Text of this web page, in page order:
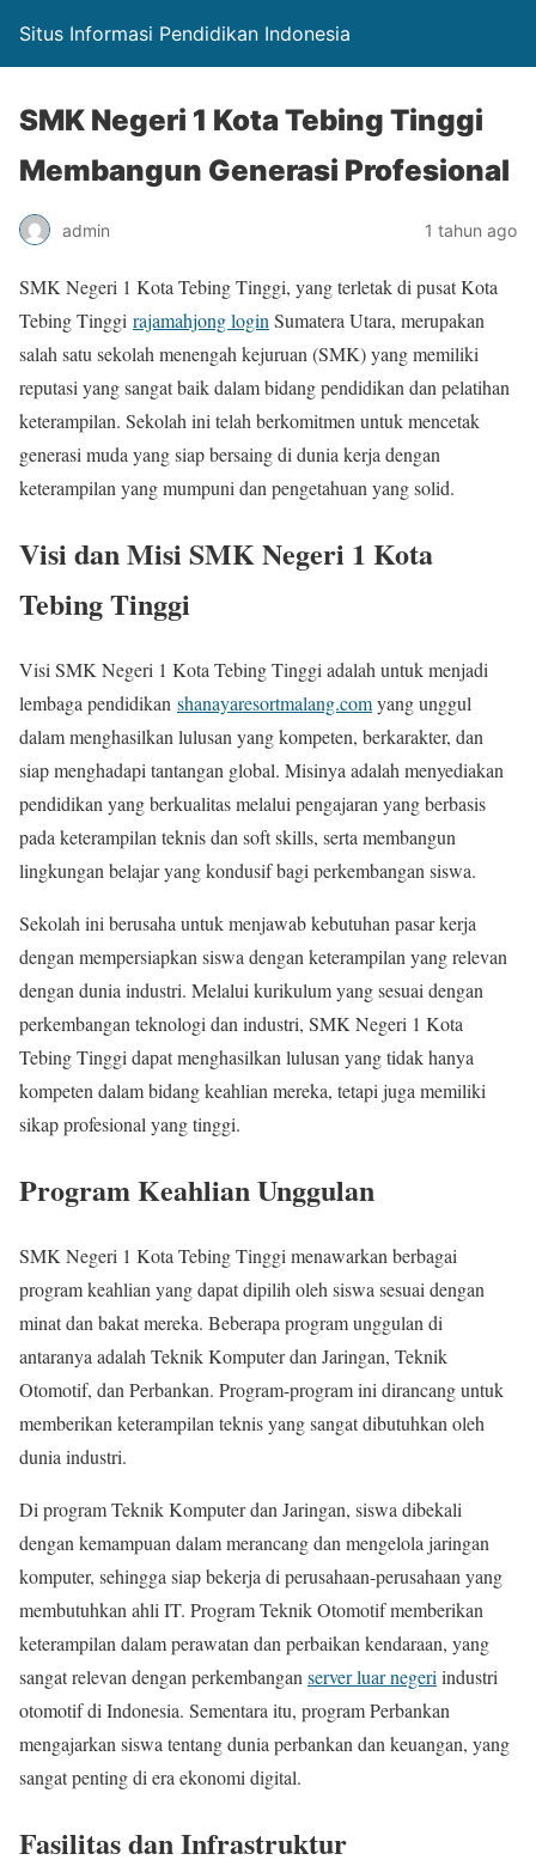
Situs Informasi Pendidikan Indonesia
SMK Negeri 1 Kota Tebing Tinggi
Membangun Generasi Profesional
admin 1 tahun ago
SMK Negeri 1 Kota Tebing Tinggi, yang terletak di pusat Kota
Tebing Tinggi rajamahjong login Sumatera Utara, merupakan
salah satu sekolah menengah kejuruan (SMK) yang memiliki
reputasi yang sangat baik dalam bidang pendidikan dan pelatihan
keterampilan. Sekolah ini telah berkomitmen untuk mencetak
generasi muda yang siap bersaing di dunia kerja dengan
keterampilan yang mumpuni dan pengetahuan yang solid.
Visi dan Misi SMK Negeri 1 Kota
Tebing Tinggi
Visi SMK Negeri 1 Kota Tebing Tinggi adalah untuk menjadi
lembaga pendidikan shanayaresortmalang.comyang unggul
dalam menghasilkan lulusan yang kompeten, berkarakter, dan
siap menghadapi tantangan global. Misinya adalah menyediakan
pendidikan yang berkualitas melalui pengajaran yang berbasis
pada keterampilan teknis dan soft skills, serta membangun
lingkungan belajar yang kondusif bagi perkembangan siswa.
Sekolah ini berusaha untuk menjawab kebutuhan pasar kerja
dengan mempersiapkan siswa dengan keterampilan yang relevan
dengan dunia industri. Melalui kurikulum yang sesuai dengan
perkembangan teknologi dan industri, SMK Negeri 1 Kota
Tebing Tinggi dapat menghasilkan lulusan yang tidak hanya
kompeten dalam bidang keahlian mereka, tetapi juga memiliki
sikap profesional yang tinggi.
Program Keahlian Unggulan
SMK Negeri 1 Kota Tebing Tinggi menawarkan berbagai
program keahlian yang dapat dipilih oleh siswa sesuai dengan
minat dan bakat mereka. Beberapa program unggulan di
antaranya adalah Teknik Komputer dan Jaringan, Teknik
Otomotif, dan Perbankan. Program-program ini dirancang untuk
memberikan keterampilan teknis yang sangat dibutuhkan oleh
dunia industri.
Di program Teknik Komputer dan Jaringan, siswa dibekali
dengan kemampuan dalam merancang dan mengelola jaringan
komputer, sehingga siap bekerja di perusahaan-perusahaan yang
membutuhkan ahli IT. Program Teknik Otomotif memberikan
keterampilan dalam perawatan dan perbaikan kendaraan, yang
sangat relevan dengan perkembangan server luar negeri industri
otomotif di Indonesia. Sementara itu, program Perbankan
mengajarkan siswa tentang dunia perbankan dan keuangan, yang
sangat penting di era ekonomi digital.
Fasilitas dan Infrastruktur